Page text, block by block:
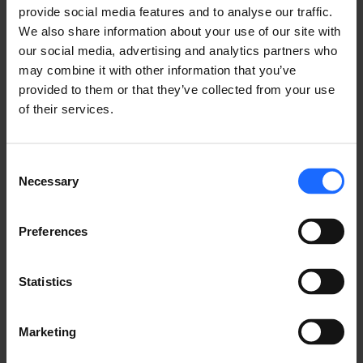
provide social media features and to analyse our traffic.
We also share information about your use of our site with
our social media, advertising and analytics partners who
may combine it with other information that you’ve
provided to them or that they’ve collected from your use
of their services.
Selection
Necessary
Preferences
Statistics
Marketing
Sin embargo, sin el dispositivo de red adecuado,
estos contadores no pueden desarrollar todo su
potencial, especialmente en zonas rurales o de
difícil acceso, donde no es posible disponer de
conexiones cableadas fiables.
por error, lo que garantiza una transmisión de datos
ininterrumpida desde los contadores remotos a los
Ethernet, puede conectarse directamente a
diferentes contadores y comunicarse a la
perfección a través de protocolos industriales como
Modbus, DNP3 y DLMS. Gracias a su función Data-